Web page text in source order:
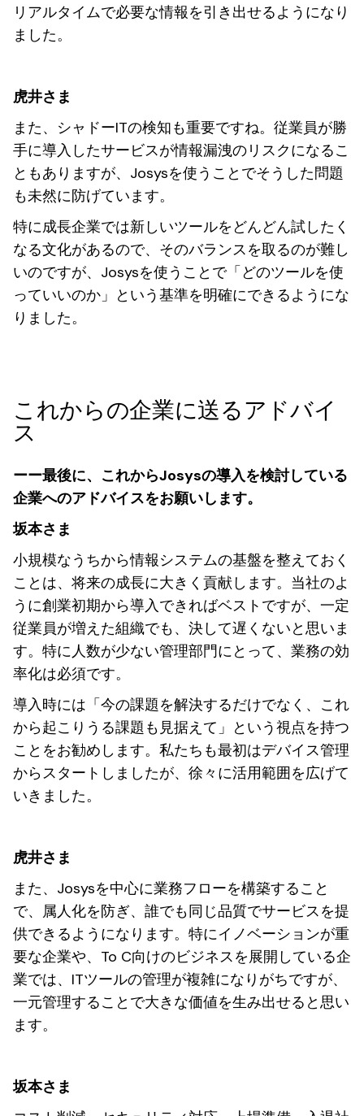
リアルタイムで必要な情報を引き出せるようになり
ました。
虎井さま
また、シャドーITの検知も重要ですね。従業員が勝
手に導入したサービスが情報漏洩のリスクになるこ
ともありますが、Josysを使うことでそうした問題
も未然に防げています。
特に成長企業では新しいツールをどんどん試したく
なる文化があるので、そのバランスを取るのが難し
いのですが、Josysを使うことで「どのツールを使
っていいのか」という基準を明確にできるようにな
りました。
これからの企業に送るアドバイ
ス
ーー最後に、これからJosysの導入を検討している
企業へのアドバイスをお願いします。
坂本さま
小規模なうちから情報システムの基盤を整えておく
ことは、将来の成長に大きく貢献します。当社のよ
うに創業初期から導入できればベストですが、一定
従業員が増えた組織でも、決して遅くないと思いま
す。特に人数が少ない管理部門にとって、業務の効
率化は必須です。
導入時には「今の課題を解決するだけでなく、これ
から起こりうる課題も見据えて」という視点を持つ
ことをお勧めします。私たちも最初はデバイス管理
からスタートしましたが、徐々に活用範囲を広げて
いきました。
虎井さま
また、Josysを中心に業務フローを構築すること
で、属人化を防ぎ、誰でも同じ品質でサービスを提
供できるようになります。特にイノベーションが重
要な企業や、To C向けのビジネスを展開している企
業では、ITツールの管理が複雑になりがちですが、
一元管理することで大きな価値を生み出せると思い
ます。
坂本さま